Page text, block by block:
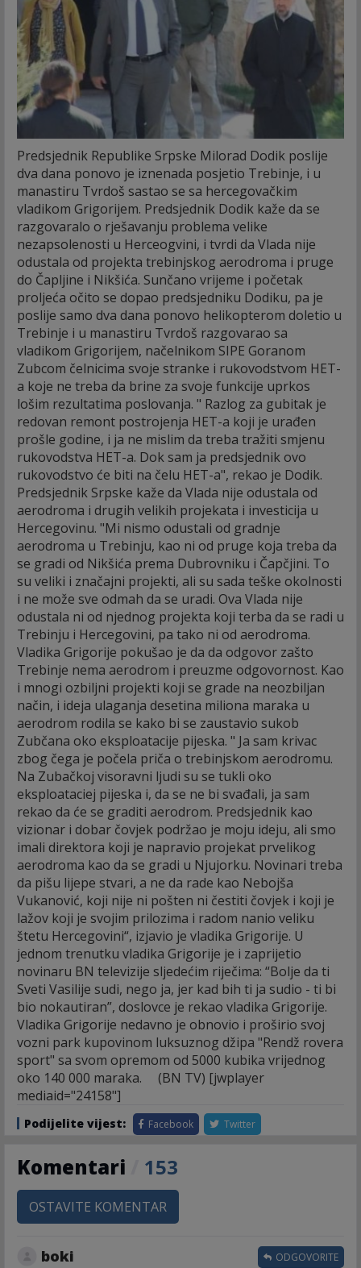
Predsjednik Republike Srpske Milorad Dodik poslije
dva dana ponovo je iznenada posjetio Trebinje, i u
manastiru Tvrdoš sastao se sa hercegovačkim
vladikom Grigorijem. Predsjednik Dodik kaže da se
razgovaralo o rješavanju problema velike
nezapsolenosti u Herceogvini, i tvrdi da Vlada nije
odustala od projekta trebinjskog aerodroma i pruge
do Čapljine i Nikšića. Sunčano vrijeme i početak
proljeća očito se dopao predsjedniku Dodiku, pa je
poslije samo dva dana ponovo helikopterom doletio u
Trebinje i u manastiru Tvrdoš razgovarao sa
vladikom Grigorijem, načelnikom SIPE Goranom
Zubcom čelnicima svoje stranke i rukovodstvom HET-
a koje ne treba da brine za svoje funkcije uprkos
lošim rezultatima poslovanja. " Razlog za gubitak je
redovan remont postrojenja HET-a koji je urađen
prošle godine, i ja ne mislim da treba tražiti smjenu
rukovodstva HET-a. Dok sam ja predsjednik ovo
rukovodstvo će biti na čelu HET-a", rekao je Dodik.
Predsjednik Srpske kaže da Vlada nije odustala od
aerodroma i drugih velikih projekata i investicija u
Hercegovinu. "Mi nismo odustali od gradnje
aerodroma u Trebinju, kao ni od pruge koja treba da
se gradi od Nikšića prema Dubrovniku i Čapčjini. To
su veliki i značajni projekti, ali su sada teške okolnosti
i ne može sve odmah da se uradi. Ova Vlada nije
odustala ni od njednog projekta koji terba da se radi u
Trebinju i Hercegovini, pa tako ni od aerodroma.
Vladika Grigorije pokušao je da da odgovor zašto
Trebinje nema aerodrom i preuzme odgovornost. Kao
i mnogi ozbiljni projekti koji se grade na neozbiljan
način, i ideja ulaganja desetina miliona maraka u
aerodrom rodila se kako bi se zaustavio sukob
Zubčana oko eksploatacije pijeska. " Ja sam krivac
zbog čega je počela priča o trebinjskom aerodromu.
Na Zubačkoj visoravni ljudi su se tukli oko
eksploataciej pijeska i, da se ne bi svađali, ja sam
rekao da će se graditi aerodrom. Predsjednik kao
vizionar i dobar čovjek podržao je moju ideju, ali smo
imali direktora koji je napravio projekat prvelikog
aerodroma kao da se gradi u Njujorku. Novinari treba
da pišu lijepe stvari, a ne da rade kao Nebojša
Vukanović, koji nije ni pošten ni čestiti čovjek i koji je
lažov koji je svojim prilozima i radom nanio veliku
štetu Hercegovini“, izjavio je vladika Grigorije. U
jednom trenutku vladika Grigorije je i zaprijetio
novinaru BN televizije sljedećim riječima: “Bolje da ti
Sveti Vasilije sudi, nego ja, jer kad bih ti ja sudio - ti bi
bio nokautiran”, doslovce je rekao vladika Grigorije.
Vladika Grigorije nedavno je obnovio i proširio svoj
vozni park kupovinom luksuznog džipa "Rendž rovera
sport" sa svom opremom od 5000 kubika vrijednog
oko 140 000 maraka. (BN TV) [jwplayer
mediaid="24158"]
Podijelite vijest: Facebook Twitter
Komentari 153
OSTAVITE KOMENTAR
boki ODGOVORITE